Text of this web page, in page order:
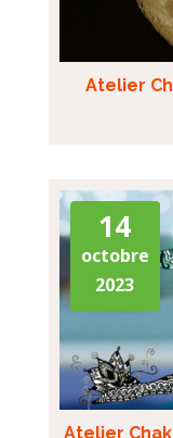
Atelier
14
octobre
2023
Atelier